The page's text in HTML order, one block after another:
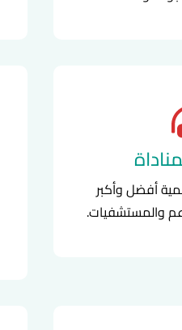
أفضل وأكبر
والمستشفيات.